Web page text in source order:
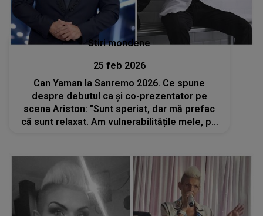
Stiri mondene
25 feb 2026
Can Yaman la Sanremo 2026. Ce spune
despre debutul ca și co-prezentator pe
scena Ariston: "Sunt speriat, dar mă prefac
că sunt relaxat. Am vulnerabilitățile mele, pe